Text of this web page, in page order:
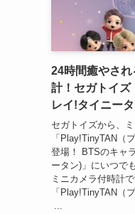
24時間癒やさ
計！セガトイ
レイ!タイニータ
セガトイズから、
「Play!TinyTAN（
登場！ BTSのキャ
ータン)」にいつで
ミニカメラ付時計
「Play!TinyTAN（
...